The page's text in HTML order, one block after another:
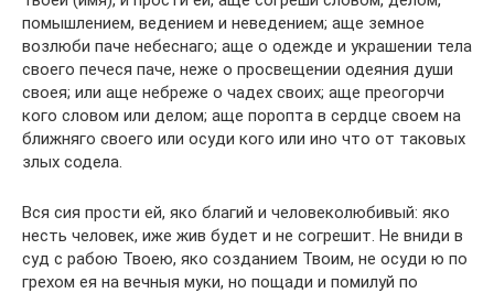
помышлением, ведением и неведением; аще земное
возлюби паче небеснаго; аще о одежде и украшении тела
своего печеся паче, неже о просвещении одеяния души
своея; или аще небреже о чадех своих; аще преогорчи
кого словом или делом; аще поропта в сердце своем на
ближняго своего или осуди кого или ино что от таковых
злых содела.
Вся сия прости ей, яко благий и человеколюбивый: яко
несть человек, иже жив будет и не согрешит. Не вниди в
суд с рабою Твоею, яко созданием Твоим, не осуди ю по
грехом ея на вечныя муки, но пощади и помилуй по